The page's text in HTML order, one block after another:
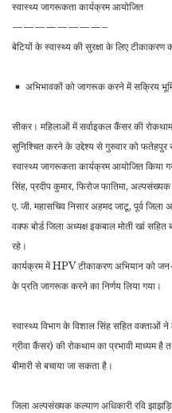
स्वास्थ्य जागरूकता कार्यक्रम आयोजित
————————–
बेटियों के स्वास्थ्य की सुरक्षा के लिए टीकाकरण
अभिभावकों को जागरूक करने में सक्रिय
सीकर। महिलाओं में सर्वाइकल कैंसर की रोकथाम
सुनिश्चित करने के उद्देश्य से गुरुवार को
स्वास्थ्य जागरूकता कार्यक्रम आयोजित किया
सिंह, प्रदीप कुमार, फिरोज फातिमा,
ए. जी. महासचिव निसार अहमद जाटू, पूर्व
वक्फ बोर्ड जिला अध्यक्ष इकबाल मोती खां
रहे।
कार्यक्रम में HPV टीकाकरण अभियान को
के प्रति जागरूक करने का निर्णय लिया गया।
स्वास्थ्य विभाग के विशाल सिंह सहित वक्ताओं
ग्रीवा कैंसर) की रोकथाम का प्रभावी माध्यम
बीमारी से बचाया जा सकता है।
जिला अल्पसंख्यक कल्याण अधिकारी रवि